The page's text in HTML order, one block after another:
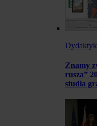
Znamy
rusza”
studia